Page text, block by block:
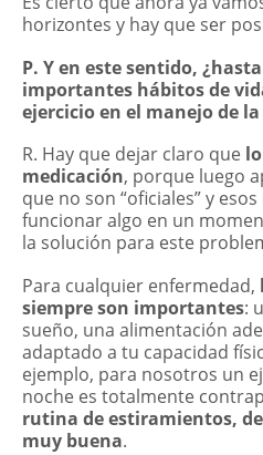
horizontes y hay que ser
P. Y en este sentido,
importantes hábitos de
ejercicio en el manejo de
R. Hay que dejar claro que
medicación, porque luego
que no son “oficiales” y
funcionar algo en un
la solución para este
Para cualquier enfermedad,
siempre son importantes:
sueño, una alimentación
adaptado a tu capacidad
ejemplo, para nosotros un
noche es totalmente
rutina de estiramientos,
muy buena.